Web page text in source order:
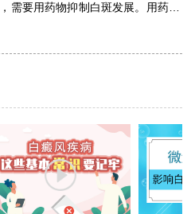
需要用药物抑制白斑发展。用药物
情请看文章介绍内容。